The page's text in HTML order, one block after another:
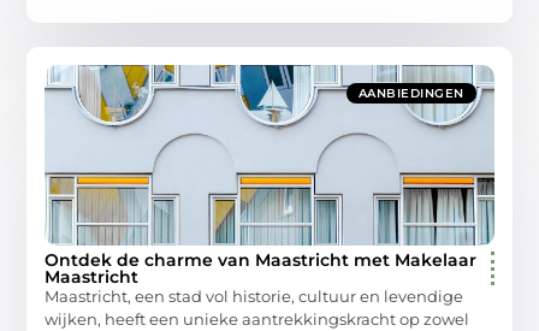
AANBIEDINGEN
Ontdek de charme van Maastricht met Makelaar
Maastricht
Maastricht, een stad vol historie, cultuur en levendige
wijken, heeft een unieke aantrekkingskracht op zowel